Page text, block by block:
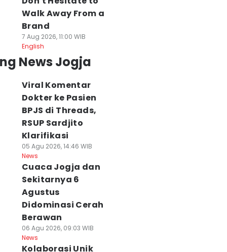
Walk Away From a
Brand
7 Aug 2026, 11:00 WIB
English
News Jogja
Viral Komentar
Dokter ke Pasien
BPJS di Threads,
RSUP Sardjito
Klarifikasi
05 Agu 2026, 14:46 WIB
News
Cuaca Jogja dan
Sekitarnya 6
Agustus
Didominasi Cerah
Berawan
06 Agu 2026, 09:03 WIB
News
Kolaborasi Unik